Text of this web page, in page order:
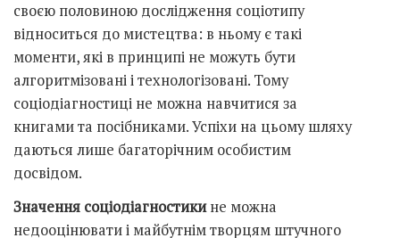
своєю половиною дослідження соціотипу
відноситься до мистецтва: в ньому є такі
моменти, які в принципі не можуть бути
алгоритмізовані і технологізовані. Тому
соціодіагностиці не можна навчитися за
книгами та посібниками. Успіхи на цьому шляху
даються лише багаторічним особистим
досвідом.
Значення соціодіагностикине можна
недооцінювати і майбутнім творцям штучного